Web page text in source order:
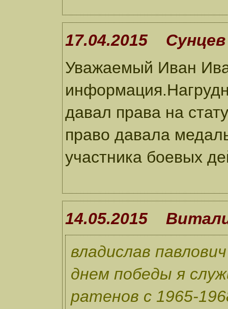
17.04.2015
Уважаемый Иван
давал права на
право давала
участника боевых
14.05.2015
владислав
днем победы я
ратенов с 1965-